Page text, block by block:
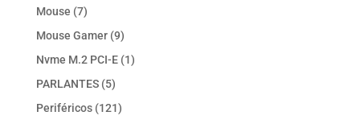
Mouse 77
productos
Mouse Gamer 99
productos
Nvme M.2 PCI-E 11
PARLANTES 55
productos
Periféricos 121121